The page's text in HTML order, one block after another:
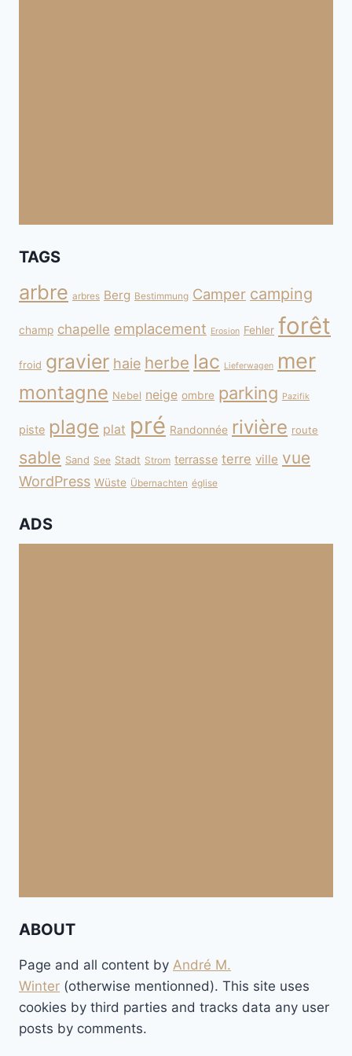
TAGS
arbre arbres Berg Bestimmung Camper camping
champ chapelle emplacement Erosion Fehler forêt
froid gravier haie herbe lac Lieferwagen mer
montagne Nebel neige ombre parking Pazifik
piste plage plat pré Randonnée rivière route
sable Sand See Stadt Strom terrasse terre ville vue
WordPress Wüste Übernachten église
ADS
ABOUT
Page and all content by André M.
Winter (otherwise mentionned). This site uses
cookies by third parties and tracks data any user
posts by comments.